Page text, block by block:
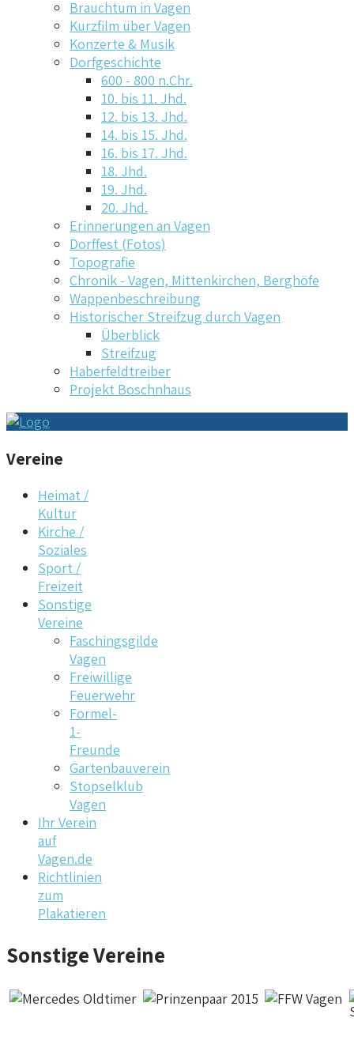
Brauchtum in Vagen
Kurzfilm über Vagen
Konzerte & Musik
Dorfgeschichte
600 - 800 n.Chr.
10. bis 11. Jhd.
12. bis 13. Jhd.
14. bis 15. Jhd.
16. bis 17. Jhd.
18. Jhd.
19. Jhd.
20. Jhd.
Erinnerungen an Vagen
Dorffest (Fotos)
Topografie
Chronik - Vagen, Mittenkirchen, Berghöfe
Wappenbeschreibung
Historischer Streifzug durch Vagen
Überblick
Streifzug
Haberfeldtreiber
Projekt Boschnhaus
Vereine
Heimat /
Kultur
Kirche /
Soziales
Sport /
Freizeit
Sonstige
Vereine
Faschingsgilde
Vagen
Freiwillige
Feuerwehr
Formel-
1-
Freunde
Gartenbauverein
Stopselklub
Vagen
Ihr Verein
auf
Vagen.de
Richtlinien
zum
Plakatieren
Sonstige Vereine